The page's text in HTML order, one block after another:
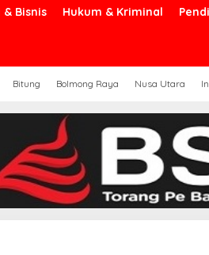
& Bisnis Hukum & Kriminal
Bitung Bolmong Raya Nusa Utara